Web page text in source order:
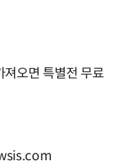
오면 특별전 무료